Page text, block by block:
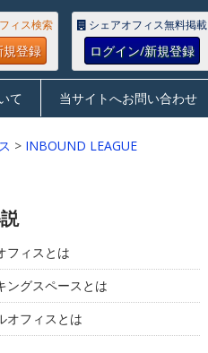
ィス検索
規登録
シェアオフィス無料掲載
ログイン/新規登録
て 当サイトへお問い合わせ
> INBOUND LEAGUE
フィスとは
ングスペースとは
オフィスとは